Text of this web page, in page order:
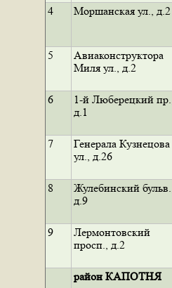
4 Моршанская ул., д.2
5
Авиаконструктора
Миля ул., д.2
6
1-й Люберецкий
д.1
7
Генерала Кузнецова
ул., д.26
8
Жулебинский
д.9
9
Лермонтовский
просп., д.2
район КАПОТНЯ